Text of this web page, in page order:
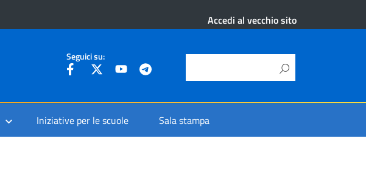
Accedi al vecchio sito
Seguici su:
Iniziative per le scuole Sala stampa